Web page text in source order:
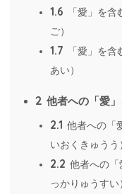
1.6
「愛」を
ご）
1.7
「愛」を
あい）
2 他者への「愛
2.1 他者への「
いおくきゅうう
2.2 他者への
っかりゅうすい